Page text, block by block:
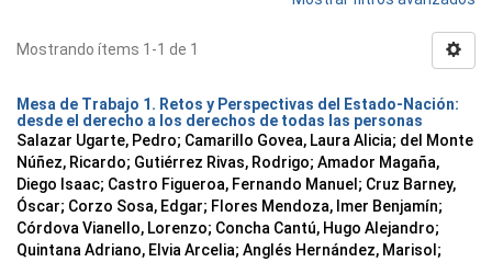
Mostrando ítems 1-1 de 1
Mesa de Trabajo 1. Retos y Perspectivas del Estado-Nación:
desde el derecho a los derechos de todas las personas
Salazar Ugarte, Pedro; Camarillo Govea, Laura Alicia; del Monte
Núñez, Ricardo; Gutiérrez Rivas, Rodrigo; Amador Magaña,
Diego Isaac; Castro Figueroa, Fernando Manuel ; Cruz Barney,
Óscar; Corzo Sosa, Edgar; Flores Mendoza, Imer Benjamín;
Córdova Vianello, Lorenzo; Concha Cantú, Hugo Alejandro;
Quintana Adriano, Elvia Arcelia; Anglés Hernández, Marisol ;